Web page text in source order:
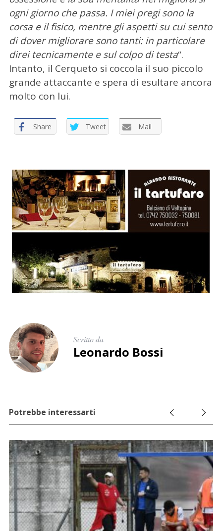
ogni giorno che passa. I miei pregi sono la
corsa e il fisico, mentre gli aspetti su cui sento
di dover migliorare sono tanti: in particolare
direi tecnicamente e sul colpo di testa“.
Intanto, il Cerqueto si coccola il suo piccolo
grande attaccante e spera di esultare ancora
molto con lui.
Share Tweet Mail
Scritto da
Leonardo Bossi
Potrebbe interessarti
a
p
e
r
: